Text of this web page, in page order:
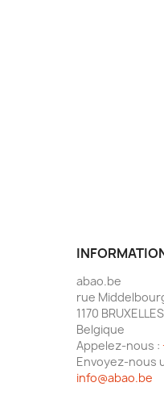
abao.be
rue
1170 BRUXELLES
Belgique
Appelez-nous :
Envoyez-nous
info@abao.be